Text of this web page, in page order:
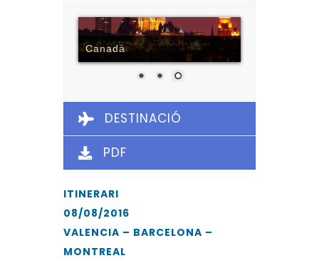
Canadà
DESTINACIÓ
PDF
ITINERARI
08/08/2016
VALENCIA – BARCELONA –
MONTREAL